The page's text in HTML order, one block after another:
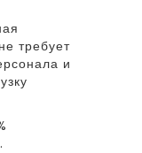
требует
и